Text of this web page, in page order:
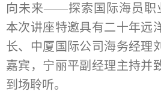
向未来——探索国际海员职
本次讲座特邀具有二十年远
长、中厦国际公司海务经理
嘉宾 ， 宁丽平副经理主持并
到场聆听。